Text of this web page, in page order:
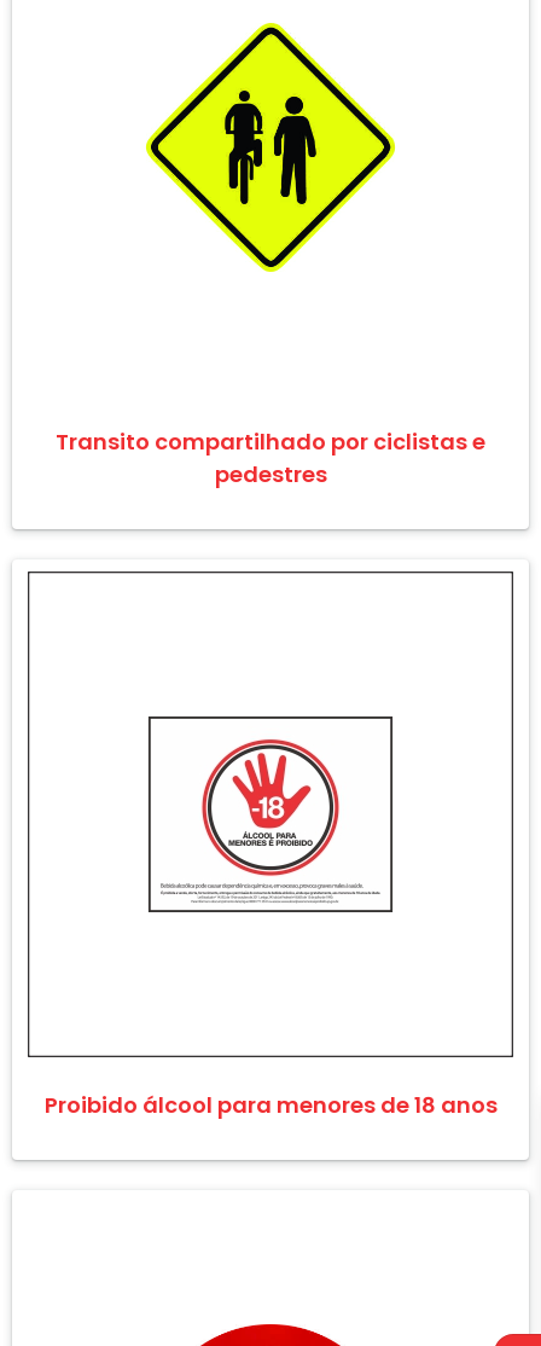
Transito compartilhado por ciclistas e
pedestres
Proibido álcool para menores de 18 anos